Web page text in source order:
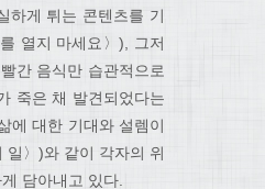
하게 튀는 콘텐츠를 기
열지 마세요〉), 그저
간 음식만 습관적으로
죽은 채 발견되었다는
에 대한 기대와 설렘이
일〉)와 같이 각자의 위
담아내고 있다.